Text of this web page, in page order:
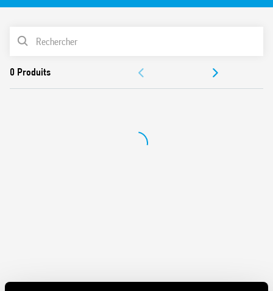
Etrier plastique pour le maintien et l’extraction du relais
bobine
Etiquette d’identification
Montage sur rail 35 mm (EN 60715)
Contacts sans Cadmium
LISTE DES PRODUITS
DOCUMENTATIONS